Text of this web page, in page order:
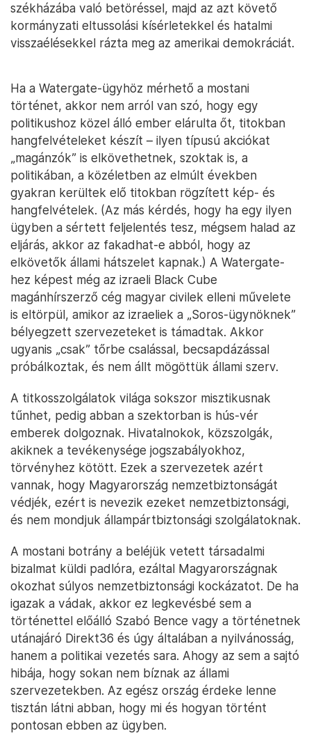
székházába való betöréssel, majd az azt követő
kormányzati eltussolási kísérletekkel és hatalmi
visszaélésekkel rázta meg az amerikai demokráciát.
Ha a Watergate-ügyhöz mérhető a mostani
történet, akkor nem arról van szó, hogy egy
politikushoz közel álló ember elárulta őt, titokban
hangfelvételeket készít – ilyen típusú akciókat
„magánzók” is elkövethetnek, szoktak is, a
politikában, a közéletben az elmúlt években
gyakran kerültek elő titokban rögzített kép- és
hangfelvételek. (Az más kérdés, hogy ha egy ilyen
ügyben a sértett feljelentés tesz, mégsem halad az
eljárás, akkor az fakadhat-e abból, hogy az
elkövetők állami hátszelet kapnak.) A Watergate-
hez képest még az izraeli Black Cube
magánhírszerző cég magyar civilek elleni művelete
is eltörpül, amikor az izraeliek a „Soros-ügynöknek”
bélyegzett szervezeteket is támadtak. Akkor
ugyanis „csak” tőrbe csalással, becsapdázással
próbálkoztak, és nem állt mögöttük állami szerv.
A titkosszolgálatok világa sokszor misztikusnak
tűnhet, pedig abban a szektorban is hús-vér
emberek dolgoznak. Hivatalnokok, közszolgák,
akiknek a tevékenysége jogszabályokhoz,
törvényhez kötött. Ezek a szervezetek azért
vannak, hogy Magyarország nemzetbiztonságát
védjék, ezért is nevezik ezeket nemzetbiztonsági,
és nem mondjuk állampártbiztonsági szolgálatoknak.
A mostani botrány a beléjük vetett társadalmi
bizalmat küldi padlóra, ezáltal Magyarországnak
okozhat súlyos nemzetbiztonsági kockázatot. De ha
igazak a vádak, akkor ez legkevésbé sem a
történettel előálló Szabó Bence vagy a történetnek
utánajáró Direkt36 és úgy általában a nyilvánosság,
hanem a politikai vezetés sara. Ahogy az sem a sajtó
hibája, hogy sokan nem bíznak az állami
szervezetekben. Az egész ország érdeke lenne
tisztán látni abban, hogy mi és hogyan történt
pontosan ebben az ügyben.